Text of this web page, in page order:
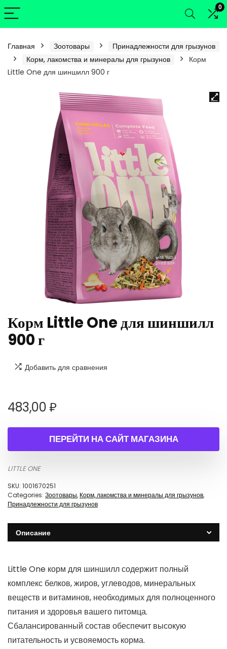
0
Главная Зоотовары
Принадлежности для грызунов
Корм, лакомства и минералы для грызунов
Корм
Little One для шиншилл 900 г
Корм Little One для шиншилл
900 г
Добавить для сравнения
483,00₽
ПЕРЕЙТИ НА САЙТ МАГАЗИНА
LITTLE ONE
SKU: 1001670251
Categories: Зоотовары, Корм, лакомства и минералы для грызунов,
Принадлежности для грызунов
Описание
Little One корм для шиншилл содержит полный
комплекс белков, жиров, углеводов, минеральных
веществ и витаминов, необходимых для полноценного
питания и здоровья вашего питомца.
Сбалансированный состав обеспечит высокую
питательность и усвояемость корма.